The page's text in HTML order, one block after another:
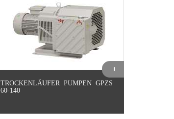
TROCKENLÄUFER PUMPEN GPZS
60-140